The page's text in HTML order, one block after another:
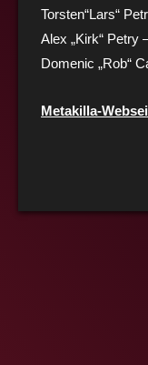
Torsten“Lars“
Alex „Kirk“ Petry
Domenic „Rob“
Metakilla-